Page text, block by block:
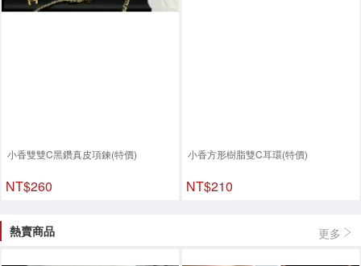
小香雙雙C黑鑽真皮項鍊(特價)
NT$260
小香方形樹脂雙C耳環(特價)
NT$210
熱賣商品 更多